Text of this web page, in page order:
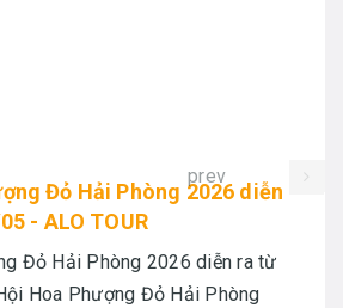
Đỏ Hải Phòng 2026 diễn
- ALO TOUR
Đỏ Hải Phòng 2026 diễn ra từ
Hoa Phượng Đỏ Hải Phòng
prev